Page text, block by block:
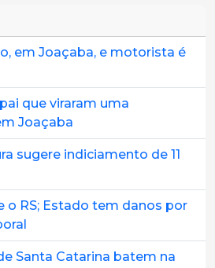
em Joaçaba, e motorista é
que viraram uma
Joaçaba
sugere indiciamento de 11
o RS; Estado tem danos por
Santa Catarina batem na